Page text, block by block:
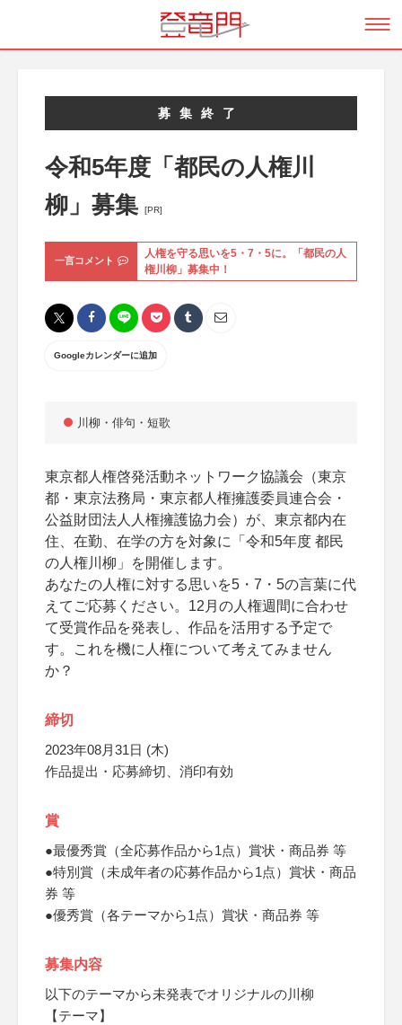
募集終了
令和5年度「都民の人権川
柳」募集
[PR]
一言コメント
人権を守る思いを5・7・5に。「都民の人
権川柳」募集中！
Googleカレンダーに追加
川柳・俳句・短歌
東京都人権啓発活動ネットワーク協議会（東京
都・東京法務局・東京都人権擁護委員連合会・
公益財団法人人権擁護協力会）が、東京都内在
住、在勤、在学の方を対象に「令和5年度 都民
の人権川柳」を開催します。
あなたの人権に対する思いを5・7・5の言葉に代
えてご応募ください。12月の人権週間に合わせ
て受賞作品を発表し、作品を活用する予定で
す。これを機に人権について考えてみません
か？
締切
2023年08月31日 (木)
作品提出・応募締切、消印有効
賞
●最優秀賞（全応募作品から1点）賞状・商品券 等
●特別賞（未成年者の応募作品から1点）賞状・商品
券 等
●優秀賞（各テーマから1点）賞状・商品券 等
募集内容
以下のテーマから未発表でオリジナルの川柳
【テーマ】